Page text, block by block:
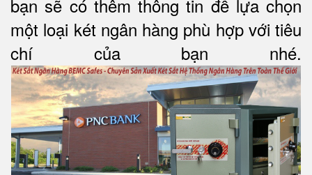
bạn sẽ có thêm thông tin để lựa chọn
một loại két ngân hàng phù hợp với tiêu
chí của bạn nhé.